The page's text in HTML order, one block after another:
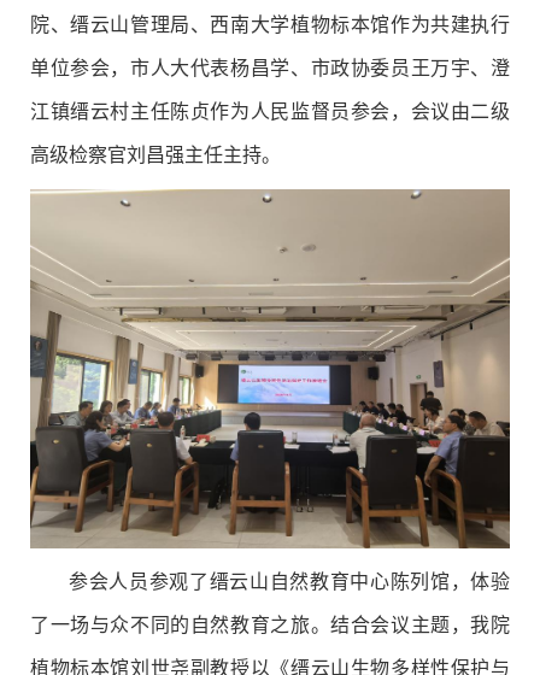
院、缙云山管理局、西南大学植物标本馆作为共建执行
单位参会，市人大代表杨昌学、市政协委员王万宇、澄
江镇缙云村主任陈贞作为人民监督员参会，会议由二级
高级检察官刘昌强主任主持。
参会人员参观了缙云山自然教育中心 陈列馆，体验
了一场与众不同的自然教育之旅。结合会议主题，我院
植物标本馆刘世尧副教授以《缙云山生物多样性保护与